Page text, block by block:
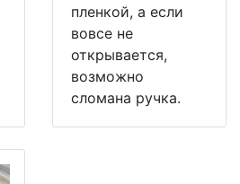
пленкой, а если
вовсе не
открывается,
возможно
сломана ручка.